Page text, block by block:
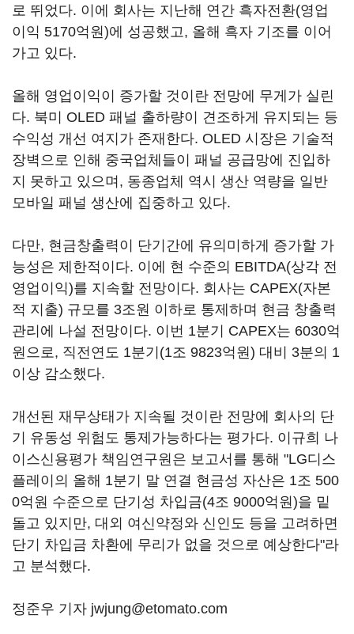
로 뛰었다. 이에 회사는 지난해 연간 흑자전환(영업
이익 5170억원)에 성공했고, 올해 흑자 기조를 이어
가고 있다.
올해 영업이익이 증가할 것이란 전망에 무게가 실린
다. 북미 OLED 패널 출하량이 견조하게 유지되는 등
수익성 개선 여지가 존재한다. OLED 시장은 기술적
장벽으로 인해 중국업체들이 패널 공급망에 진입하
지 못하고 있으며, 동종업체 역시 생산 역량을 일반
모바일 패널 생산에 집중하고 있다.
다만, 현금창출력이 단기간에 유의미하게 증가할 가
능성은 제한적이다. 이에 현 수준의 EBITDA(상각 전
영업이익)를 지속할 전망이다. 회사는 CAPEX(자본
적 지출) 규모를 3조원 이하로 통제하며 현금 창출력
관리에 나설 전망이다. 이번 1분기 CAPEX는 6030억
원으로, 직전연도 1분기(1조 9823억원) 대비 3분의 1
이상 감소했다.
개선된 재무상태가 지속될 것이란 전망에 회사의 단
기 유동성 위험도 통제가능하다는 평가다. 이규희 나
이스신용평가 책임연구원은 보고서를 통해 "LG디스
플레이의 올해 1분기 말 연결 현금성 자산은 1조 500
0억원 수준으로 단기성 차입금(4조 9000억원)을 밑
돌고 있지만, 대외 여신약정와 신인도 등을 고려하면
단기 차입금 차환에 무리가 없을 것으로 예상한다"라
고 분석했다.
정준우 기자 jwjung@etomato.com